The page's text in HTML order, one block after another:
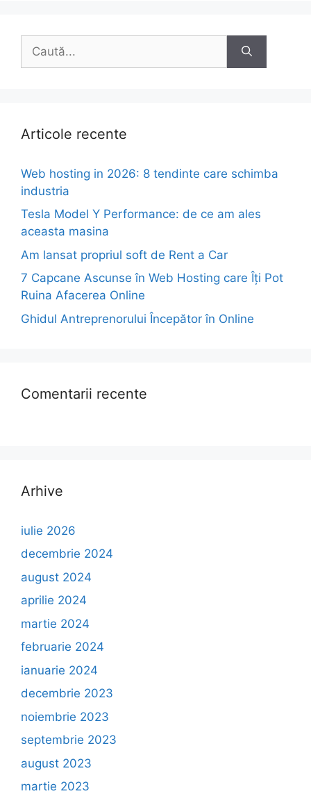
după:
Articole recente
Web hosting in 2026: 8 tendinte care schimba
industria
Tesla Model Y Performance: de ce am ales
aceasta masina
Am lansat propriul soft de Rent a Car
7 Capcane Ascunse în Web Hosting care Îți Pot
Ruina Afacerea Online
Ghidul Antreprenorului Începător în Online
Comentarii recente
Arhive
iulie 2026
decembrie 2024
august 2024
aprilie 2024
martie 2024
februarie 2024
ianuarie 2024
decembrie 2023
noiembrie 2023
septembrie 2023
august 2023
martie 2023